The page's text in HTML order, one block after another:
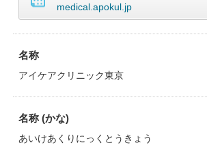
medical.apokul.jp
名称
アイケアクリニック東京
名称 (かな)
あいけあくりにっくとうきょう